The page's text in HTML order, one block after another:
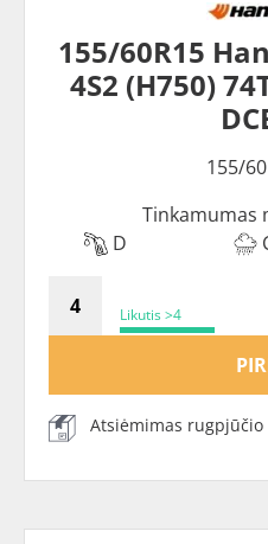
155/60R15
4S2 (H750)
155/
Tinkamumas
D
Likutis >4
Atsiėmimas rugpjūčio